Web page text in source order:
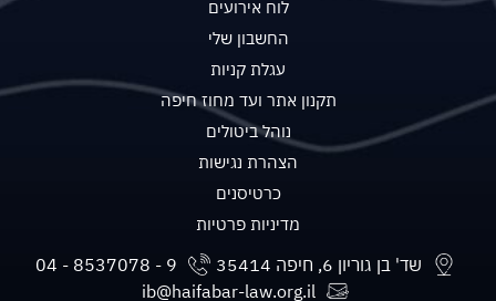
לוח אירועים
החשבון שלי
עגלת קניות
תקנון אתר ועד מחוז חיפה
נוהל ביטולים
הצהרת נגישות
כרטיסנים
מדיניות פרטיות
שד' בן גוריון 6, חיפה 35414
ib@haifabar-law.org.il